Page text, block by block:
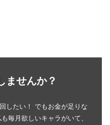
ませんか？
したい！ でもお金が足りな
毎月欲しいキャラがいて、